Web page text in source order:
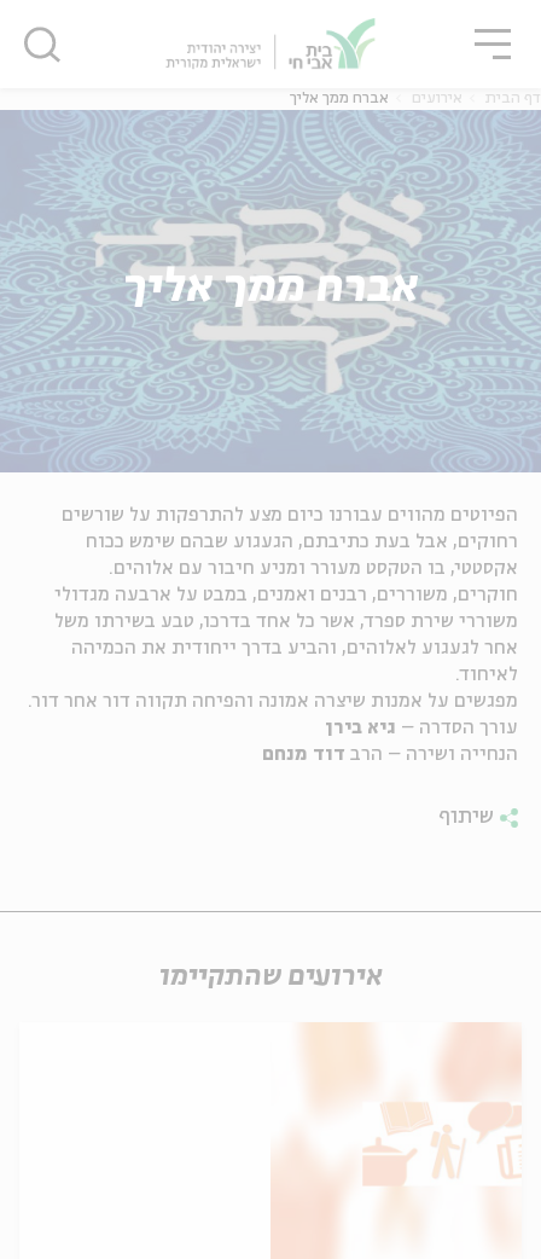
דף הבית אירועים אברח ממך אליך
אברח ממך אליך
הפיוטים מהווים עבורנו כיום מצע להתרפקות על שורשים
רחוקים, אבל בעת כתיבתם, הגעגוע שבהם שימש ככוח
אקסטטי, בו הטקסט מעורר ומניע חיבור עם אלוהים.
חוקרים, משוררים, רבנים ואמנים, במבט על ארבעה מגדולי
משוררי שירת ספרד, אשר כל אחד בדרכו, טבע בשירתו משל
אחר לגעגוע לאלוהים, והביע בדרך ייחודית את הכמיהה
לאיחוד.
מפגשים על אמנות שיצרה אמונה והפיחה תקווה דור אחר דור.
עורך הסדרה – גיא בירן
הנחייה ושירה – הרב דוד מנחם
שיתוף
אירועים שהתקיימו
סגור